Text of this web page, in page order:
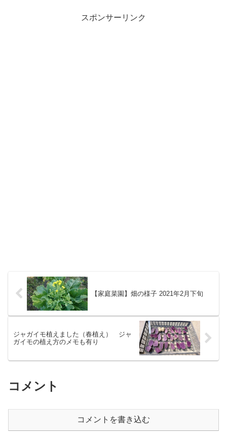
スポンサーリンク
【家庭菜園】畑の様子 2021年2月下旬
ジャガイモ植えました（春植え） ジャ
ガイモの植え方のメモも有り
コメント
コメントを書き込む